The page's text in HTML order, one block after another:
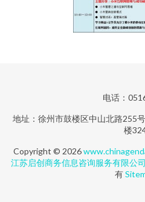
电话：
地址：徐州市鼓楼区中山北路255
楼
Copyright © 2026
江苏启创商务信息咨询服务有限公司
有